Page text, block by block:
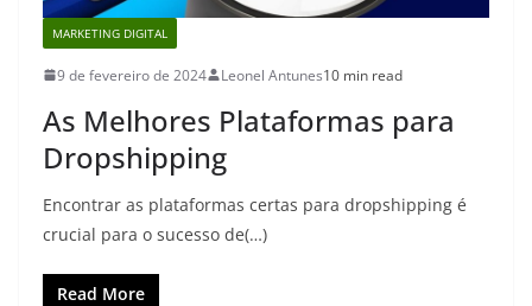
MARKETING DIGITAL
9 de fevereiro de 2024 Leonel Antunes10 min read
As Melhores Plataformas para
Dropshipping
Encontrar as plataformas certas para dropshipping é
crucial para o sucesso de(…)
Read More